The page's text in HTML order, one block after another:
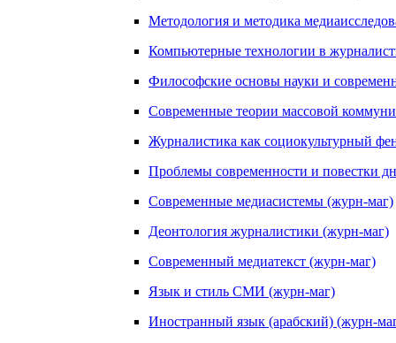
Методология и методика
Компьютерные технологии в
Философские основы науки и
Современные теории массовой
Журналистика как социокультурный
Проблемы современности и повестки
Современные медиасистемы (журн-маг)
Деонтология журналистики (журн-маг)
Современный медиатекст (журн-маг)
Язык и стиль СМИ (журн-маг)
Иностранный язык (арабский) (журн-